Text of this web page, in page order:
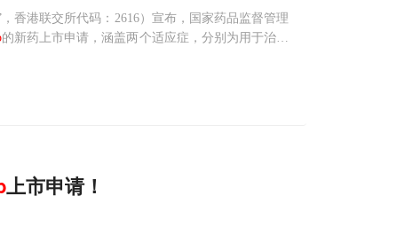
香港联交所代码：2616）宣布，国家药品监督管理
的新药上市申请，涵盖两个适应症，分别为用于治疗
上市申请！